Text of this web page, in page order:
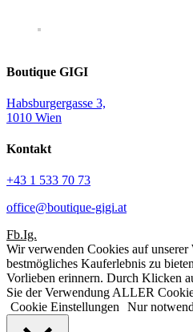
Boutique GIGI
Habsburgergasse 3,
1010 Wien
Kontakt
+43 1 533 70 73
office@boutique-gigi.at
Fb.Ig.
Wir verwenden Cookies auf unserer
bestmögliches Kauferlebnis zu
Vorlieben erinnern. Durch Klicken
Sie der Verwendung ALLER
Cookie Einstellungen
Nur